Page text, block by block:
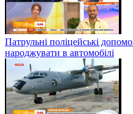
Патрульні поліцейські
народжувати в автомобілі